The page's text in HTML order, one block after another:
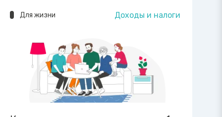
Для жизни Доходы и налоги